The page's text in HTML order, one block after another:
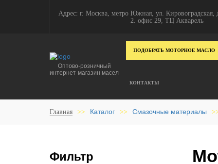
Адрес: г. Москва, метро Южная, ул. Кировоградская,
2. офис 29, ТЦ Акварель
Оптово-розничный
интернет-магазин масел
ПОДОБРАТЬ МОТОРНОЕ МАСЛО
КОНТАКТЫ
Главная >> Каталог >> Смазочные материалы
Фильтр